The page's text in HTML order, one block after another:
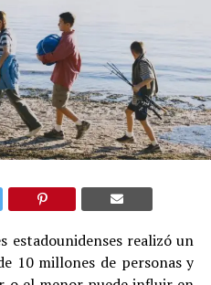
estadounidenses realizó un
10 millones de personas y